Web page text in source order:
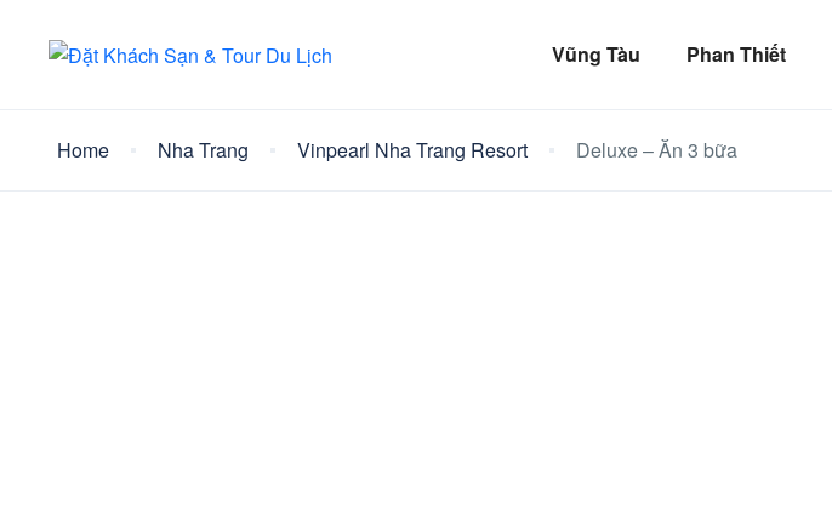
Vũng Tàu Phan Thiết
Home Nha Trang Vinpearl Nha Trang Resort Deluxe – Ăn 3 bữa